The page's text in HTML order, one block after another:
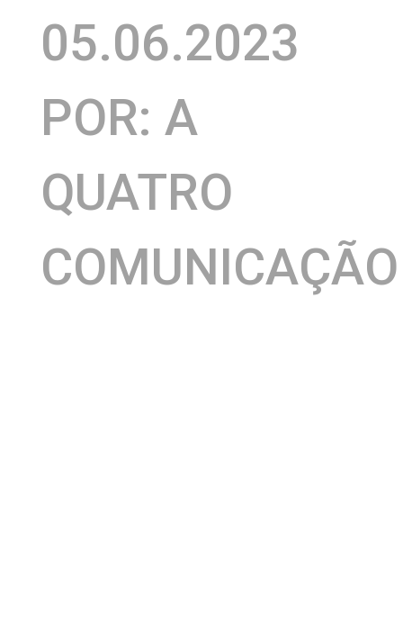
05.06.2023
POR: A
QUATRO
COMUNICAÇÃO